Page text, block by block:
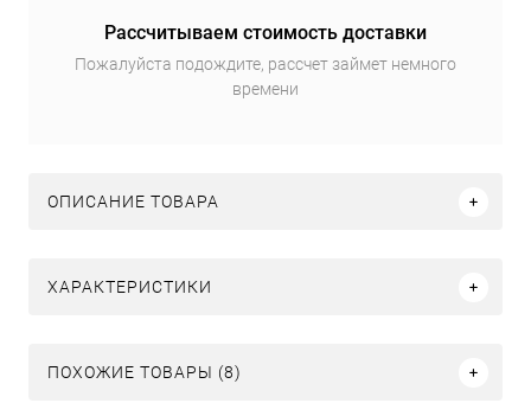
Рассчитываем стоимость доставки
Пожалуйста подождите, рассчет займет немного
времени
ОПИСАНИЕ ТОВАРА
ХАРАКТЕРИСТИКИ
ПОХОЖИЕ ТОВАРЫ (8)